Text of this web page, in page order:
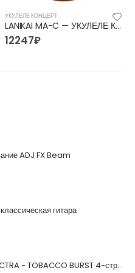
УКУЛЕЛЕ КОНЦЕРТ
LANIKAI MA-C — УКУЛЕЛЕ КОНЦЕРТ ЛАНИКАЙ
12247₽
ADJ FX Beam
гитара
JACKSON JS2 SPECTRA - TOBACCO BURST 4-струнная бас-гитара